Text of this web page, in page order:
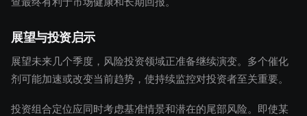
展望与投资启示
展望未来几个季度，风险投资领域正准备继续演变。多个催化
剂可能加速或改变当前趋势，使持续监控对投资者至关重要。
投资组合定位应同时考虑基准情景和潜在的尾部风险。即使某